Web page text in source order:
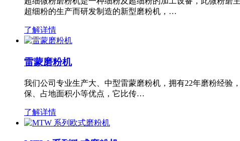
超细粉的生产而研发制造的新型磨粉机，…
了解详情
雷蒙磨粉机
我们公司专业生产大、中型雷蒙磨粉机，拥有22年磨粉经验
保、占地面积小等优点，它比传…
了解详情